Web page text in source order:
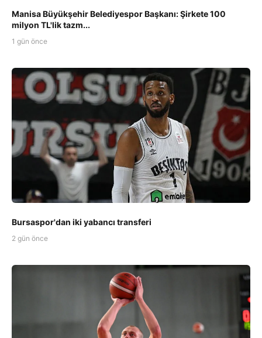
Manisa Büyükşehir Belediyespor Başkanı: Şirkete 100
milyon TL'lik tazm...
1 gün önce
Bursaspor'dan iki yabancı transferi
2 gün önce